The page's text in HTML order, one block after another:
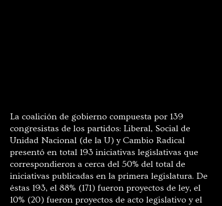
La coalición de gobierno compuesta por 139
congresistas de los partidos: Liberal, Social de
Unidad Nacional (de la U) y Cambio Radical
presentó en total 193 iniciativas legislativas que
correspondieron a cerca del 50% del total de
iniciativas publicadas en la primera legislatura. De
éstas 193, el 88% (171) fueron proyectos de ley, el
10% (20) fueron proyectos de acto legislativo y el